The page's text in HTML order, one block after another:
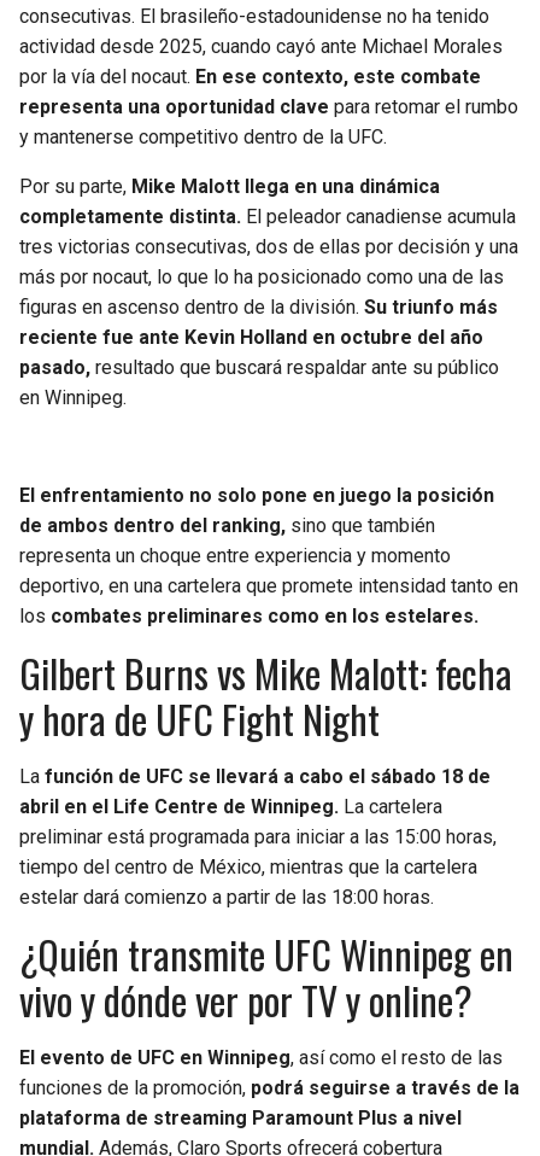
SAINTS
BUCCANEERS
consecutivas. El brasileño-estadounidense no ha tenido
actividad desde 2025, cuando cayó ante Michael Morales
por la vía del nocaut. En ese contexto, este combate
representa una oportunidad clave para retomar el rumbo
y mantenerse competitivo dentro de la UFC.
Por su parte, Mike Malott llega en una dinámica
completamente distinta. El peleador canadiense acumula
tres victorias consecutivas, dos de ellas por decisión y una
más por nocaut, lo que lo ha posicionado como una de las
figuras en ascenso dentro de la división. Su triunfo más
reciente fue ante Kevin Holland en octubre del año
pasado, resultado que buscará respaldar ante su público
en Winnipeg.
El enfrentamiento no solo pone en juego la posición
de ambos dentro del ranking, sino que también
representa un choque entre experiencia y momento
deportivo, en una cartelera que promete intensidad tanto en
los combates preliminares como en los estelares.
Gilbert Burns vs Mike Malott: fecha
y hora de UFC Fight Night
La función de UFC se llevará a cabo el sábado 18 de
abril en el Life Centre de Winnipeg. La cartelera
preliminar está programada para iniciar a las 15:00 horas,
tiempo del centro de México, mientras que la cartelera
estelar dará comienzo a partir de las 18:00 horas.
¿Quién transmite UFC Winnipeg en
vivo y dónde ver por TV y online?
El evento de UFC en Winnipeg, así como el resto de las
funciones de la promoción, podrá seguirse a través de la
plataforma de streaming Paramount Plus a nivel
mundial. Además, Claro Sports ofrecerá cobertura